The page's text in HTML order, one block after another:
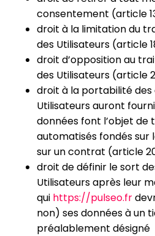
consentement (article
droit à la limitation du
des Utilisateurs (article
droit d’opposition au
des Utilisateurs (article
droit à la portabilité des
Utilisateurs auront
données font l’objet de
automatisés fondés
sur un contrat (article
droit de définir le sort
Utilisateurs après leur
qui https://pulseo.fr
non) ses données à un
préalablement désigné